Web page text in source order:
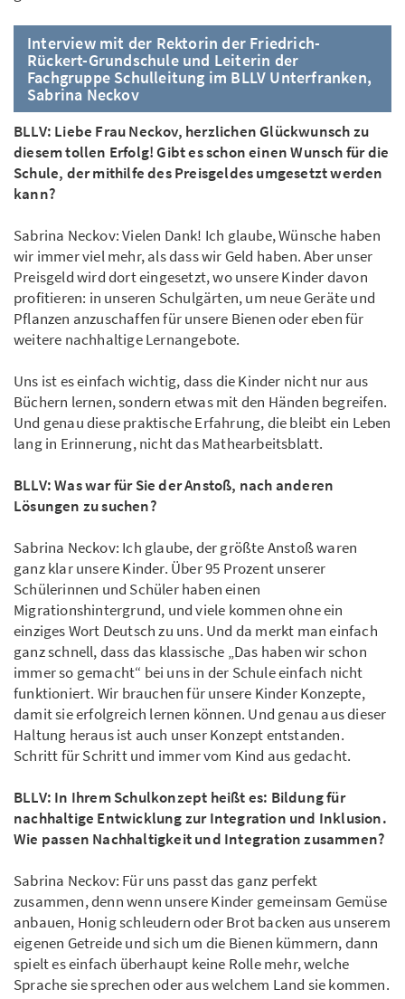
Interview mit der Rektorin der Friedrich-
Rückert-Grundschule und Leiterin der
Fachgruppe Schulleitung im BLLV Unterfranken,
Sabrina Neckov
BLLV: Liebe Frau Neckov, herzlichen Glückwunsch zu
diesem tollen Erfolg! Gibt es schon einen Wunsch für die
Schule, der mithilfe des Preisgeldes umgesetzt werden
kann?
Sabrina Neckov: Vielen Dank! Ich glaube, Wünsche haben
wir immer viel mehr, als dass wir Geld haben. Aber unser
Preisgeld wird dort eingesetzt, wo unsere Kinder davon
profitieren: in unseren Schulgärten, um neue Geräte und
Pflanzen anzuschaffen für unsere Bienen oder eben für
weitere nachhaltige Lernangebote.
Uns ist es einfach wichtig, dass die Kinder nicht nur aus
Büchern lernen, sondern etwas mit den Händen begreifen.
Und genau diese praktische Erfahrung, die bleibt ein Leben
lang in Erinnerung, nicht das Mathearbeitsblatt.
BLLV: Was war für Sie der Anstoß, nach anderen
Lösungen zu suchen?
Sabrina Neckov: Ich glaube, der größte Anstoß waren
ganz klar unsere Kinder. Über 95 Prozent unserer
Schülerinnen und Schüler haben einen
Migrationshintergrund, und viele kommen ohne ein
einziges Wort Deutsch zu uns. Und da merkt man einfach
ganz schnell, dass das klassische „Das haben wir schon
immer so gemacht“ bei uns in der Schule einfach nicht
funktioniert. Wir brauchen für unsere Kinder Konzepte,
damit sie erfolgreich lernen können. Und genau aus dieser
Haltung heraus ist auch unser Konzept entstanden.
Schritt für Schritt und immer vom Kind aus gedacht.
BLLV: In Ihrem Schulkonzept heißt es: Bildung für
nachhaltige Entwicklung zur Integration und Inklusion.
Wie passen Nachhaltigkeit und Integration zusammen?
Sabrina Neckov: Für uns passt das ganz perfekt
zusammen, denn wenn unsere Kinder gemeinsam Gemüse
anbauen, Honig schleudern oder Brot backen aus unserem
eigenen Getreide und sich um die Bienen kümmern, dann
spielt es einfach überhaupt keine Rolle mehr, welche
Sprache sie sprechen oder aus welchem Land sie kommen.